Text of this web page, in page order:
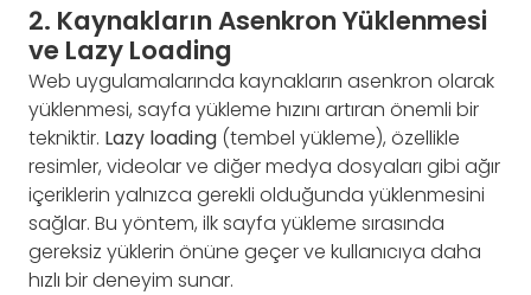
2. Kaynakların Asenkron Yüklenmesi
ve Lazy Loading
Web uygulamalarında kaynakların asenkron olarak
yüklenmesi, sayfa yükleme hızını artıran önemli bir
tekniktir. Lazy loading (tembel yükleme), özellikle
resimler, videolar ve diğer medya dosyaları gibi ağır
içeriklerin yalnızca gerekli olduğunda yüklenmesini
sağlar. Bu yöntem, ilk sayfa yükleme sırasında
gereksiz yüklerin önüne geçer ve kullanıcıya daha
hızlı bir deneyim sunar.